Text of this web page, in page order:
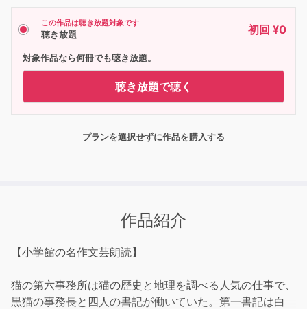
この作品は聴き放題対象です
聴き放題 初回 ¥0
対象作品なら何冊でも聴き放題。
聴き放題で聴く
プランを選択せずに作品を購入する
作品紹介
【小学館の名作文芸朗読】
猫の第六事務所は猫の歴史と地理を調べる人気の仕事で、
黒猫の事務長と四人の書記が働いていた。第一書記は白